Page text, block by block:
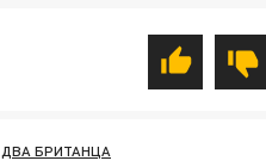
ДВА БРИТАНЦА